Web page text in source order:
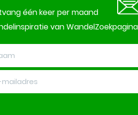
één keer per maand
van WandelZoekpagina